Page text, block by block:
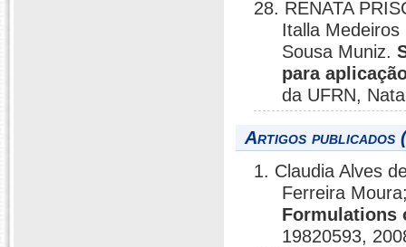
28. RENATA
Italla
Sousa Muniz.
para
da UFRN,
Artigos publicados
1. Claudia Alves
Ferreira
Formulations
19820593,